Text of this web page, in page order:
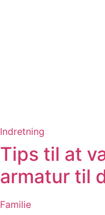
Indretning
Tips til at
armatur til
Familie